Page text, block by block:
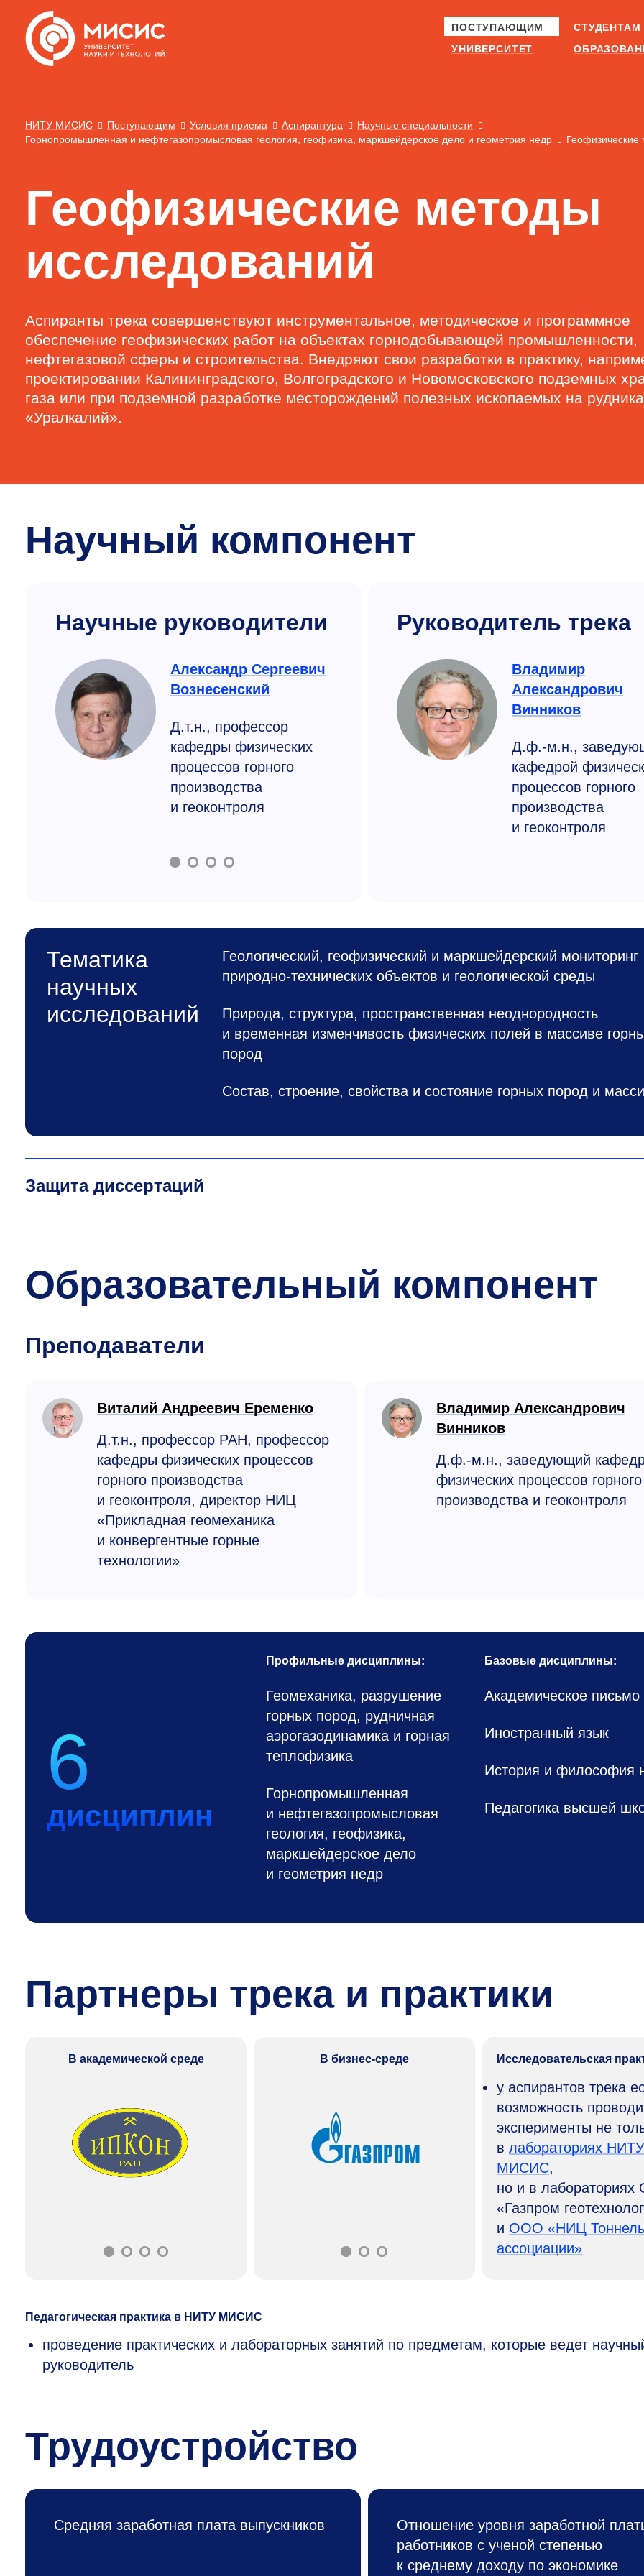
ПОСТУПАЮЩИМ
СТУДЕНТАМ
УНИВЕРСИТЕТ
НИТУ МИСИС Поступающим Условия приема Аспирантура
Научные специальности
Горнопромышленная и нефтегазопромысловая геология, геофизика, маркшейдерское дело и геометрия недр
Геофизические
Геофизические методы
исследований
Аспиранты трека совершенствуют инструментальное, методическое и программное
обеспечение геофизических работ на объектах горнодобывающей промышленности,
нефтегазовой сферы и строительства. Внедряют свои разработки в практику,
проектировании Калининградского, Волгоградского и Новомосковского подземных
газа или при подземной разработке месторождений полезных ископаемых на
«Уралкалий».
Научный компонент
Научные руководители
Александр Сергеевич
Вознесенский
Д.т.н., профессор
кафедры физических
процессов горного
производства
и геоконтроля
Руководитель трека
Владимир
Александрович
Винников
Д.ф.-м.н.,
кафедрой
процессов горного
производства
и геоконтроля
Тематика
научных
исследований
Геологический, геофизический и маркшейдерский мониторинг
природно-технических объектов и геологической среды
Природа, структура, пространственная неоднородность
и временная изменчивость физических полей в массиве
пород
Состав, строение, свойства и состояние горных пород и
Защита диссертаций
Образовательный компонент
Преподаватели
Виталий Андреевич Еременко
Д.т.н., профессор РАН, профессор
кафедры физических процессов
горного производства
и геоконтроля, директор НИЦ
«Прикладная геомеханика
и конвергентные горные
технологии»
Владимир Александрович
Винников
Д.ф.-м.н., заведующий
физических процессов горного
производства и геоконтроля
6
дисциплин
Профильные дисциплины:
Геомеханика, разрушение
горных пород, рудничная
аэрогазодинамика и горная
теплофизика
Горнопромышленная
и нефтегазопромысловая
геология, геофизика,
маркшейдерское дело
и геометрия недр
Базовые дисциплины:
Академическое письмо
Иностранный язык
История и философия
Педагогика высшей
Партнеры трека и практики
В академической среде В бизнес-среде Исследовательская
у аспирантов трека
возможность
эксперименты не
в лабораториях НИТУ
МИСИС,
но и в
«Газпром
и ООО «НИЦ
ассоциации»
Педагогическая практика в НИТУ МИСИС
проведение практических и лабораторных занятий по предметам, которые ведет
руководитель
Трудоустройство
Средняя заработная плата выпускников
Отношение уровня заработной
работников с ученой степенью
к среднему доходу по экономике